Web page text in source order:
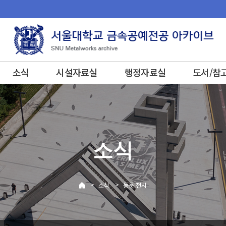
소식 시설자료실 행정자료실 도서/참
소식
> 소식 > 동문 전시